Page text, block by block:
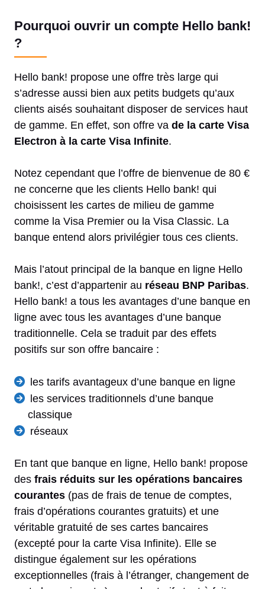
Pourquoi ouvrir un compte Hello bank!
?
Hello bank! propose une offre très large qui
s’adresse aussi bien aux petits budgets qu’aux
clients aisés souhaitant disposer de services haut
de gamme. En effet, son offre va de la carte Visa
Electron à la carte Visa Infinite.
Notez cependant que l’offre de bienvenue de 80 €
ne concerne que les clients Hello bank! qui
choisissent les cartes de milieu de gamme
comme la Visa Premier ou la Visa Classic. La
banque entend alors privilégier tous ces clients.
Mais l’atout principal de la banque en ligne Hello
bank!, c’est d’appartenir au réseau BNP Paribas.
Hello bank! a tous les avantages d’une banque en
ligne avec tous les avantages d’une banque
traditionnelle. Cela se traduit par des effets
positifs sur son offre bancaire :
les tarifs avantageux d’une banque en ligne
les services traditionnels d’une banque
classique
réseaux
En tant que banque en ligne, Hello bank! propose
des frais réduits sur les opérations bancaires
courantes (pas de frais de tenue de comptes,
frais d’opérations courantes gratuits) et une
véritable gratuité de ses cartes bancaires
(excepté pour la carte Visa Infinite). Elle se
distingue également sur les opérations
exceptionnelles (frais à l’étranger, changement de